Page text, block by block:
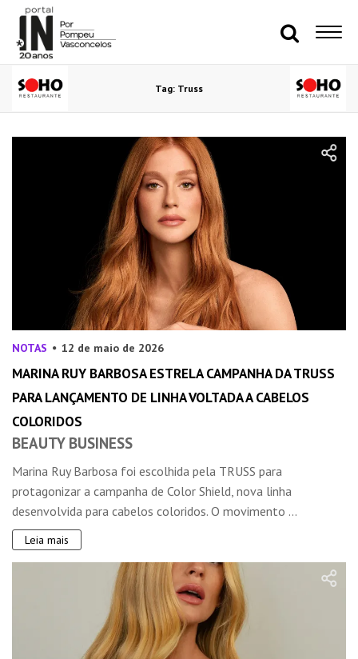
Tag: Truss
NOTAS 12 de maio de 2026
MARINA RUY BARBOSA ESTRELA CAMPANHA DA TRUSS
PARA LANÇAMENTO DE LINHA VOLTADA A CABELOS
COLORIDOS
BEAUTY BUSINESS
Marina Ruy Barbosa foi escolhida pela TRUSS para
protagonizar a campanha de Color Shield, nova linha
desenvolvida para cabelos coloridos. O movimento ...
Leia mais